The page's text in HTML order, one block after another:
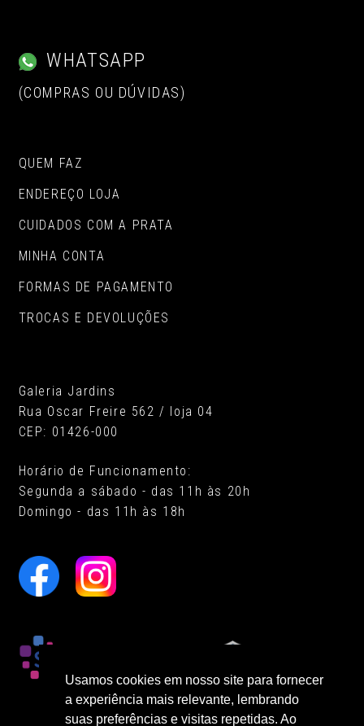
WHATSAPP
(COMPRAS OU DÚVIDAS)
QUEM FAZ
ENDEREÇO LOJA
CUIDADOS COM A PRATA
MINHA CONTA
FORMAS DE PAGAMENTO
TROCAS E DEVOLUÇÕES
Galeria Jardins
Rua Oscar Freire 562 / loja 04
CEP: 01426-000
Horário de Funcionamento:
Segunda a sábado - das 11h às 20h
Domingo - das 11h às 18h
Usamos cookies em nosso site para fornecer
a experiência mais relevante, lembrando
suas preferências e visitas repetidas. Ao